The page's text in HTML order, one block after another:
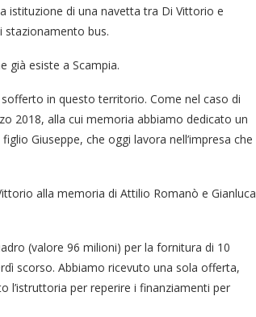
istituzione di una navetta tra Di Vittorio e
stazionamento bus.
già esiste a Scampia.
in questo territorio. Come nel caso di
2018, alla cui memoria abbiamo dedicato un
Giuseppe, che oggi lavora nell’impresa che
alla memoria di Attilio Romanò e Gianluca
(valore 96 milioni) per la fornitura di 10
scorso. Abbiamo ricevuto una sola offerta,
l’istruttoria per reperire i finanziamenti per